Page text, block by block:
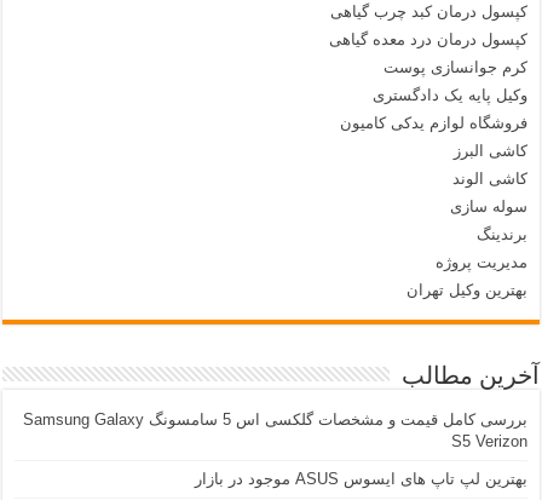
کپسول درمان کبد چرب گیاهی
کپسول درمان درد معده گیاهی
کرم جوانسازی پوست
وکیل پایه یک دادگستری
فروشگاه لوازم یدکی کامیون
کاشی البرز
کاشی الوند
سوله سازی
برندینگ
مدیریت پروژه
بهترین وکیل تهران
آخرین مطالب
بررسی کامل قیمت و مشخصات گلکسی اس 5 سامسونگ Samsung Galaxy
S5 Verizon
بهترین لپ تاپ های ایسوس ASUS موجود در بازار